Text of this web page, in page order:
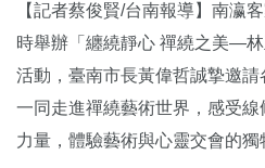
【記者蔡俊賢/台南報導】南瀛
時舉辦「纏繞靜心 禪繞之美—
活動，臺南市長黃偉哲誠摯邀請
一同走進禪繞藝術世界，感受
力量，體驗藝術與心靈交會的獨